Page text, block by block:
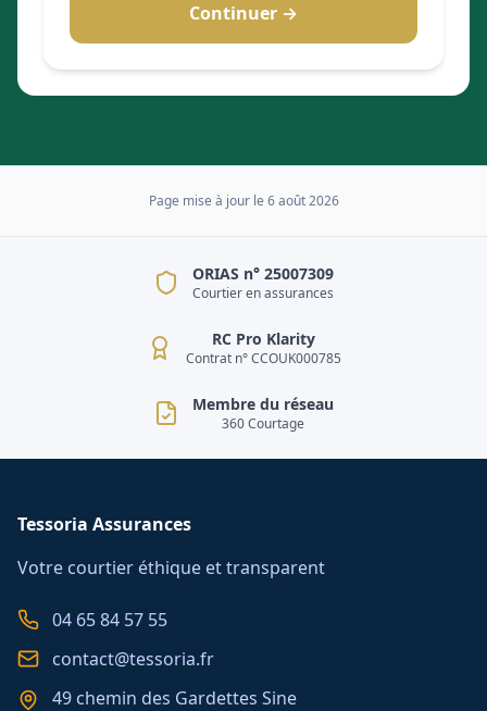
Continuer →
Page mise à jour le 6 août 2026
ORIAS n° 25007309
Courtier en assurances
RC Pro Klarity
Contrat n° CCOUK000785
Membre du réseau
360 Courtage
Tessoria Assurances
Votre courtier éthique et transparent
04 65 84 57 55
contact@tessoria.fr
49 chemin des Gardettes Sine